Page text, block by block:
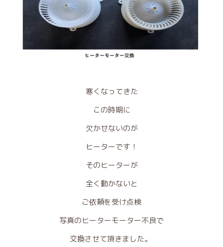
寒くなってきた
この時期に
欠かせないのが
ヒーターです！
そのヒーターが
全く動かないと
ご依頼を受け点検
写真のヒーターモーター不良で
交換させて頂きました。